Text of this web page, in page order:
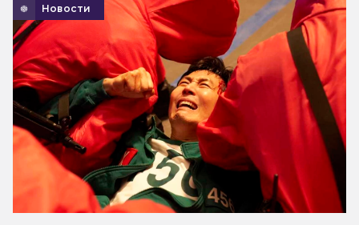
Новости